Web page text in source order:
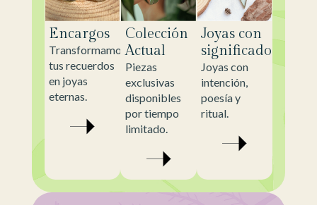
Encargos
Transformamos
tus recuerdos
en joyas
eternas.
Colección
Actual
Piezas
exclusivas
disponibles
por tiempo
limitado.
Joyas con
significado
Joyas con
intención,
poesía y
ritual.